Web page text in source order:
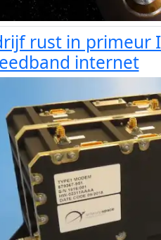
rust in primeur
internet